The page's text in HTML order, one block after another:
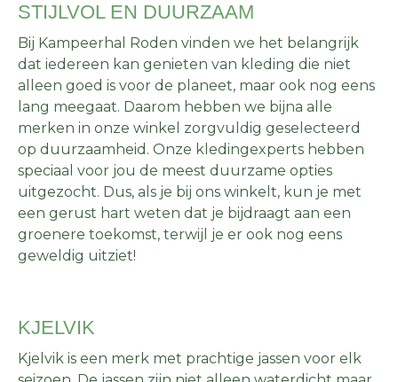
STIJLVOL EN DUURZAAM
Bij Kampeerhal Roden vinden we het belangrijk
dat iedereen kan genieten van kleding die niet
alleen goed is voor de planeet, maar ook nog eens
lang meegaat. Daarom hebben we bijna alle
merken in onze winkel zorgvuldig geselecteerd
op duurzaamheid. Onze kledingexperts hebben
speciaal voor jou de meest duurzame opties
uitgezocht. Dus, als je bij ons winkelt, kun je met
een gerust hart weten dat je bijdraagt aan een
groenere toekomst, terwijl je er ook nog eens
geweldig uitziet!
KJELVIK
Kjelvik is een merk met prachtige jassen voor elk